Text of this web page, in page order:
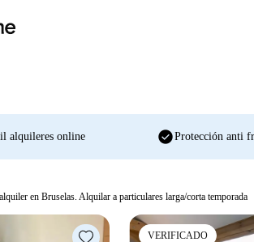
alquileres online check_circleProtección anti
en Bruselas. Alquilar a particulares larga/corta temporada
VERIFICADO